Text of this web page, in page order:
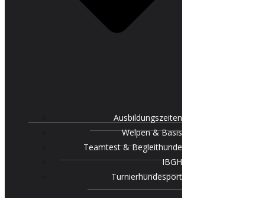
Ausbildungszeiten
Welpen & Basis
Teamtest & Begleithunde
IBGH
Turnierhundesport